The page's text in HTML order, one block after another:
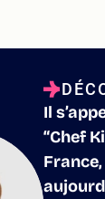
Il
“Chef